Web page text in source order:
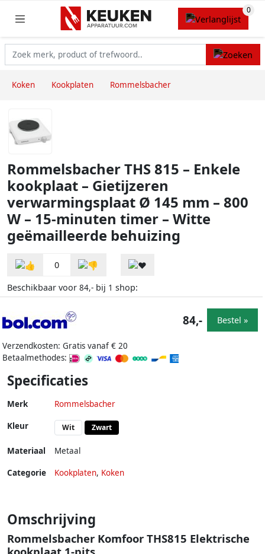
Koken Kookplaten Rommelsbacher
Rommelsbacher THS 815 – Enkele
kookplaat – Gietijzeren
verwarmingsplaat Ø 145 mm – 800
W – 15-minuten timer – Witte
geëmailleerde behuizing
0
Beschikbaar voor 84,- bij 1 shop:
Verzendkosten: Gratis vanaf € 20
Betaalmethodes:
84,- Bestel »
Specificaties
Merk Rommelsbacher
Kleur Wit Zwart
Materiaal Metaal
Categorie Kookplaten, Koken
Omschrijving
Rommelsbacher Komfoor THS815 Elektrische